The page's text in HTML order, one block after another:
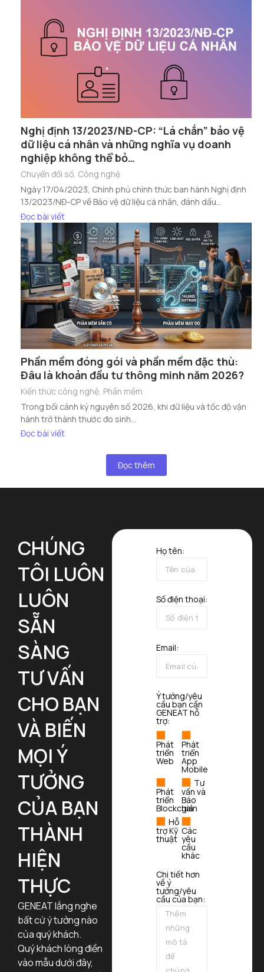
Nghị định 13/2023/NĐ-CP: “Lá chắn” bảo vệ
dữ liệu cá nhân và những nghĩa vụ doanh
nghiệp không thể bỏ…
Chuyển đổi số, Công nghệ
Ngày 17/04/2023, Chính phủ chính thức ban hành Nghị định
13/2023/NĐ-CP về Bảo vệ dữ liệu cá nhân, đánh dấu...
Đọc bài viết
Phần mềm đóng gói và phần mềm đặc thù:
Đâu là khoản đầu tư thông minh năm 2026?
Kiến thức công nghệ Phần mềm
Trong bối cảnh kỷ nguyên số 2026, khi dữ liệu và tốc độ vận
hành trở thành thước đo sinh...
Đọc bài viết
Đọc thêm
CHÚNG
TÔI LUÔN
LUÔN
SẴN
SÀNG
TƯ VẤN
CHO BẠN
VÀ BIẾN
MỌI Ý
TƯỞNG
CỦA BẠN
THÀNH
HIỆN
THỰC
GENEAT lắng nghe
bất cứ ý tưởng nào
của quý khách.
Quý khách lòng điền
vào mẫu dưới đây,
Họ tên:
Số điện thoại:
Email:
Ý tưởng/yêu
cầu bạn cần
GENEAT hỗ
trợ:
Phát
triển
Web
Phát
triển
App
Mobile
Phát
triển
Blockchain
Tư
vấn và
Báo
giá
Hỗ
trợ Kỹ
thuật
Các
yêu
cầu
khác
Chi tiết hơn
về ý
tưởng/yêu
cầu của bạn: